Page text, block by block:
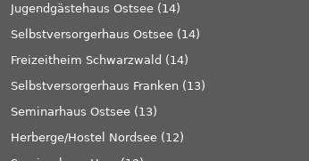
Jugendgästehaus Ostsee (14)
Selbstversorgerhaus Ostsee (14)
Freizeitheim Schwarzwald (14)
Selbstversorgerhaus Franken (13)
Seminarhaus Ostsee (13)
Herberge/Hostel Nordsee (12)